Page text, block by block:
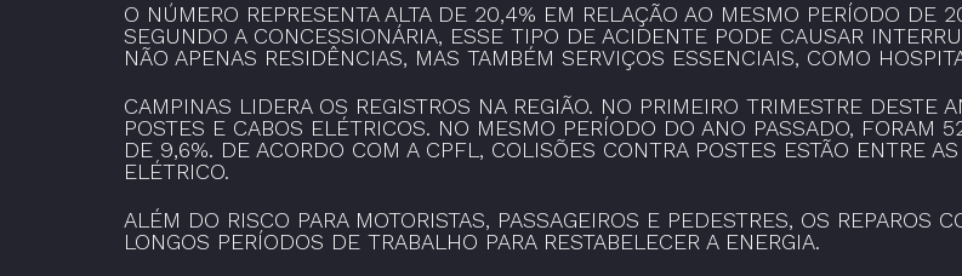
O NÚMERO REPRESENTA ALTA DE 20,4% EM RELAÇÃO AO MESMO PERÍODO DE
SEGUNDO A CONCESSIONÁRIA, ESSE TIPO DE ACIDENTE PODE CAUSAR
NÃO APENAS RESIDÊNCIAS, MAS TAMBÉM SERVIÇOS ESSENCIAIS, COMO
CAMPINAS LIDERA OS REGISTROS NA REGIÃO. NO PRIMEIRO TRIMESTRE DESTE
POSTES E CABOS ELÉTRICOS. NO MESMO PERÍODO DO ANO PASSADO, FORAM
DE 9,6%. DE ACORDO COM A CPFL, COLISÕES CONTRA POSTES ESTÃO ENTRE
ELÉTRICO.
ALÉM DO RISCO PARA MOTORISTAS, PASSAGEIROS E PEDESTRES, OS REPAROS
LONGOS PERÍODOS DE TRABALHO PARA RESTABELECER A ENERGIA.